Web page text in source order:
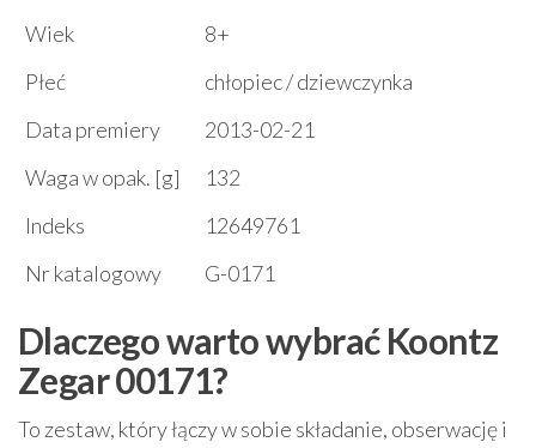
Wiek
8+
Płeć
chłopiec / dziewczynka
Data premiery
2013-02-21
Waga w opak. [g]
132
Indeks
12649761
Nr katalogowy
G-0171
Dlaczego warto wybrać Koontz
Zegar 00171?
To zestaw, który łączy w sobie składanie, obserwację i